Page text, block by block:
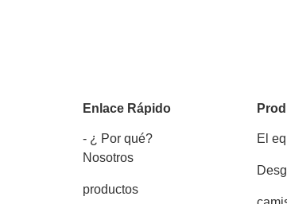
Enlace Rápido
- ¿ Por qué?
Nosotros
productos
El